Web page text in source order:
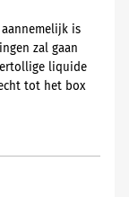
is
zal gaan
liquide
tot het box